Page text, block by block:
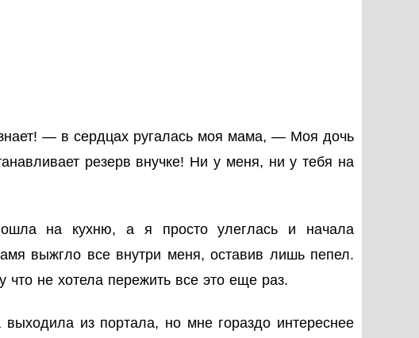
— в сердцах ругалась моя мама, — Моя дочь
резерв внучке! Ни у меня, ни у тебя на
на кухню, а я просто улеглась и начала
выжгло все внутри меня, оставив лишь пепел.
не хотела пережить все это еще раз.
из портала, но мне гораздо интереснее